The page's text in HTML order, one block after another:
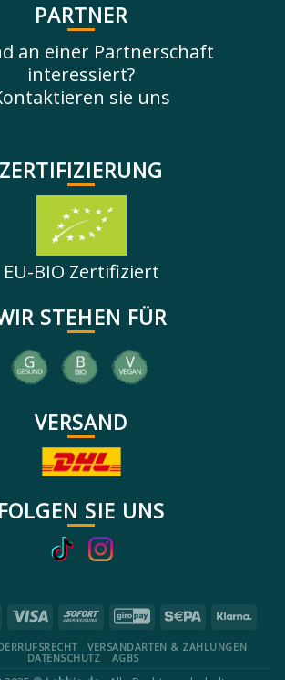
PARTNER
an einer Partnerschaft
interessiert?
sie uns
ZERTIFIZIERUNG
EU-BIO Zertifiziert
STEHEN FÜR
VERSAND
FOLGEN SIE UNS
VERSANDARTEN & ZAHLUNGEN
DATENSCHUTZ
AGBS